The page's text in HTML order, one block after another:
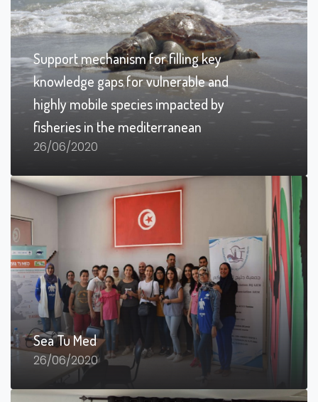
Support mechanism for filling key
knowledge gaps for vulnerable and
highly mobile species impacted by
fisheries in the mediterranean
26/06/2020
Sea Tu Med
26/06/2020